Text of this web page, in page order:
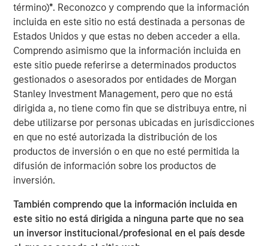
término)*. Reconozco y comprendo que la información
incluida en este sitio no está destinada a personas de
Estados Unidos y que estas no deben acceder a ella.
Comprendo asimismo que la información incluida en
este sitio puede referirse a determinados productos
gestionados o asesorados por entidades de Morgan
Stanley Investment Management, pero que no está
dirigida a, no tiene como fin que se distribuya entre, ni
debe utilizarse por personas ubicadas en jurisdicciones
en que no esté autorizada la distribución de los
productos de inversión o en que no esté permitida la
difusión de información sobre los productos de
inversión.
También comprendo que la información incluida en
este sitio no está dirigida a ninguna parte que no sea
un inversor institucional/profesional en el país desde
Emerging Markets Equity Team
The Emerging Markets Equity team combines deep
expertise and local presence in global markets with an
integrated top-down and bottom-up investment approach
to invest in core and growth-oriented portfolios across
non-U.S. markets.
ARTÍCULOS RELACIONADOS
TALES FROM THE EMERGING WORLD
From Electric Vehicles to Humanoids: China’s
TALES FROM THE EMERGING WORLD